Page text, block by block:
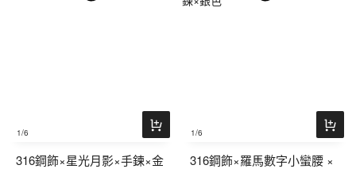
1/6
316鋼飾×星光月影×手鍊×金
1/6
316鋼飾×羅馬數字小蠻腰 ×